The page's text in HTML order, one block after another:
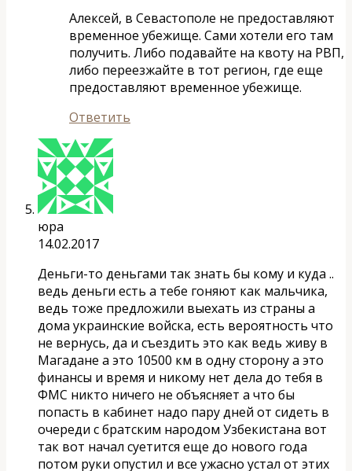
Алексей, в Севастополе не предоставляют
временное убежище. Сами хотели его там
получить. Либо подавайте на квоту на РВП,
либо переезжайте в тот регион, где еще
предоставляют временное убежище.
Ответить
юра
14.02.2017
Деньги-то деньгами так знать бы кому и куда ..
ведь деньги есть а тебе гоняют как мальчика,
ведь тоже предложили выехать из страны а
дома украинские войска, есть вероятность что
не вернусь, да и съездить это как ведь живу в
Магадане а это 10500 км в одну сторону а это
финансы и время и никому нет дела до тебя в
ФМС никто ничего не объясняет а что бы
попасть в кабинет надо пару дней от сидеть в
очереди с братским народом Узбекистана вот
так вот начал суетится еще до нового года
потом руки опустил и все ужасно устал от этих